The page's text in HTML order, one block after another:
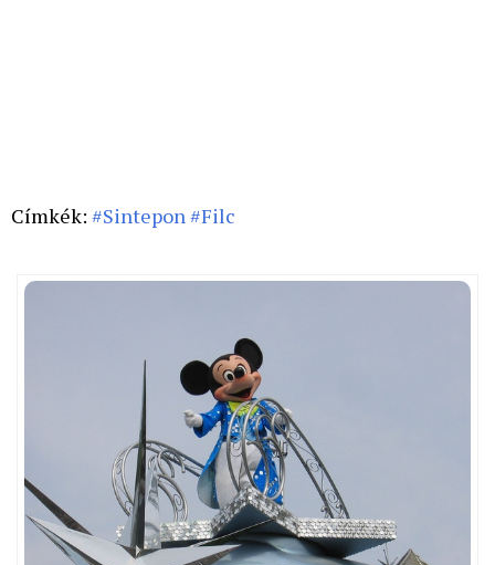
Címkék: #Sintepon#Filc